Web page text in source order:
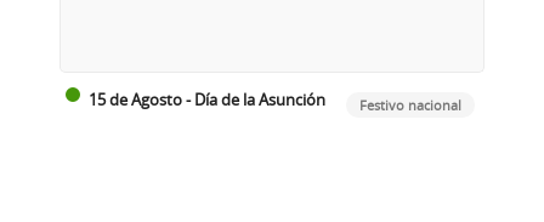
15 de Agosto - Día de la Asunción Festivo nacional